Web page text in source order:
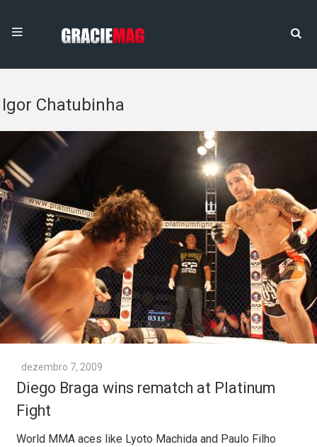
Igor Chatubinha
dezembro 7, 2009
Diego Braga wins rematch at Platinum
Fight
World MMA aces like Lyoto Machida and Paulo Filho